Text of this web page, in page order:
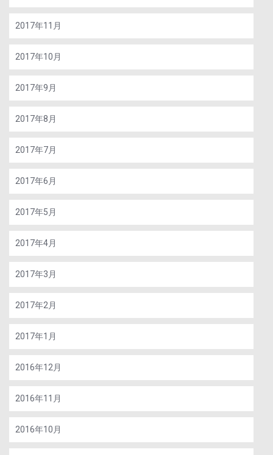
2017年11月
2017年10月
2017年9月
2017年8月
2017年7月
2017年6月
2017年5月
2017年4月
2017年3月
2017年2月
2017年1月
2016年12月
2016年11月
2016年10月